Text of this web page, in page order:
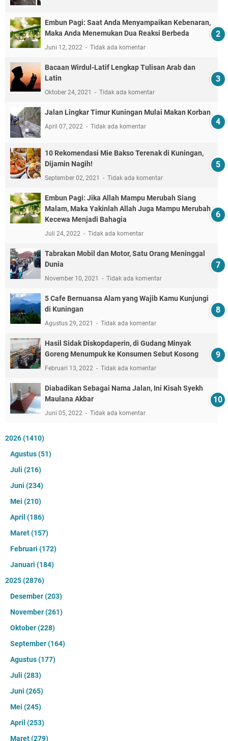
Embun Pagi: Saat Anda Menyampaikan Kebenaran,
Maka Anda Menemukan Dua Reaksi Berbeda
Juni 12, 2022 Tidak ada komentar
Bacaan Wirdul-Latif Lengkap Tulisan Arab dan
Latin
Oktober 24, 2021 Tidak ada komentar
Jalan Lingkar Timur Kuningan Mulai Makan Korban
April 07, 2022 Tidak ada komentar
10 Rekomendasi Mie Bakso Terenak di Kuningan,
Dijamin Nagih!
September 02, 2021 Tidak ada komentar
Embun Pagi: Jika Allah Mampu Merubah Siang
Malam, Maka Yakinlah Allah Juga Mampu Merubah
Kecewa Menjadi Bahagia
Juli 24, 2022 Tidak ada komentar
Tabrakan Mobil dan Motor, Satu Orang Meninggal
Dunia
November 10, 2021 Tidak ada komentar
5 Cafe Bernuansa Alam yang Wajib Kamu Kunjungi
di Kuningan
Agustus 29, 2021 Tidak ada komentar
Hasil Sidak Diskopdaperin, di Gudang Minyak
Goreng Menumpuk ke Konsumen Sebut Kosong
Februari 13, 2022 Tidak ada komentar
Diabadikan Sebagai Nama Jalan, Ini Kisah Syekh
Maulana Akbar
Juni 05, 2022 Tidak ada komentar
2026(1410)
Agustus(51)
Juli (216)
Juni (234)
Mei (210)
April (186)
Maret(157)
Februari (172)
Januari (184)
2025(2876)
Desember(203)
November(261)
Oktober(228)
September(164)
Agustus(177)
Juli (283)
Juni (265)
Mei (245)
April (253)
Maret(279)